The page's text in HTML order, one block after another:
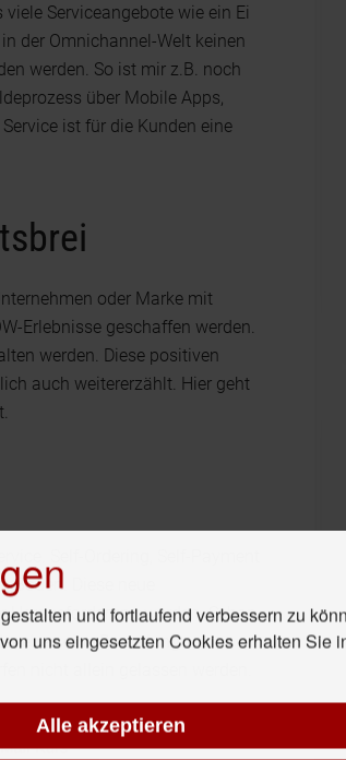
Serviceangebote wie ein Ei
der Omnichannel-Welt keinen
werden. So ist mir z.B. noch
über Mobile Apps,
ist für die Kunden eine
oder Marke mit
Erlebnisse geschaffen werden.
werden. Diese positiven
auch weitererzählt. Hier geht
Self-Ordering, Self-Payment
Diese neue
werden. Schon
eben eine Bestellung
nicht allein gelassen werden.
und fortlaufend verbessern zu
uns eingesetzten Cookies erhalten Sie
Alle akzeptieren